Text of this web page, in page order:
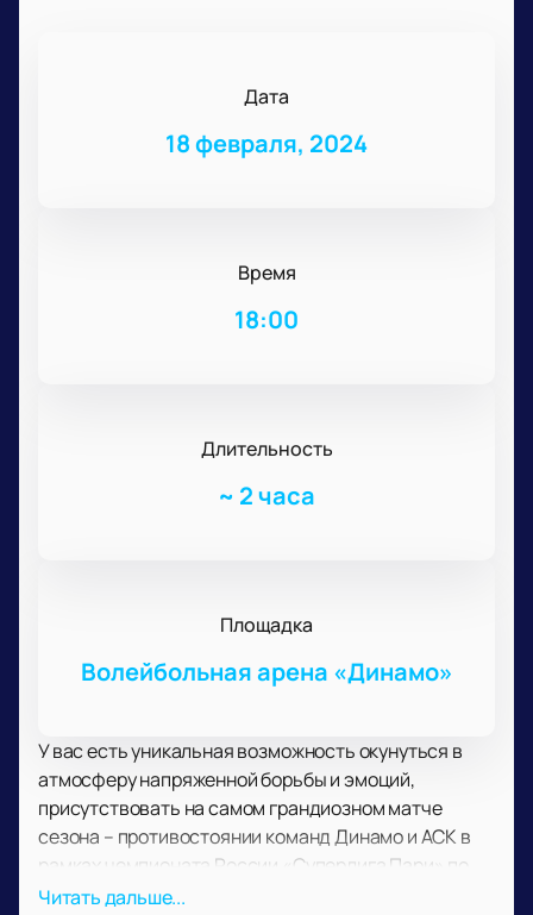
Дата
18 февраля, 2024
Время
18:00
Длительность
~ 2 часа
Площадка
Волейбольная арена «Динамо»
У вас есть уникальная возможность окунуться в
атмосферу напряженной борьбы и эмоций,
присутствовать на самом грандиозном матче
сезона – противостоянии команд Динамо и АСК в
рамках чемпионата России «Суперлига Пари» по
волейболу. И все это будет происходить на
Читать дальше...